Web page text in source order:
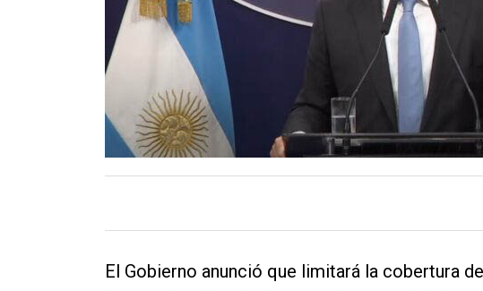
El Gobierno anunció que limitará la cobertura